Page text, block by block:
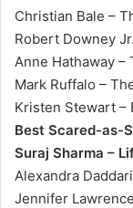
Christian Bale –
Robert Downey
Anne Hathaway –
Mark Ruffalo –
Kristen Stewart –
Best Scared-as-
Suraj Sharma –
Alexandra
Jennifer